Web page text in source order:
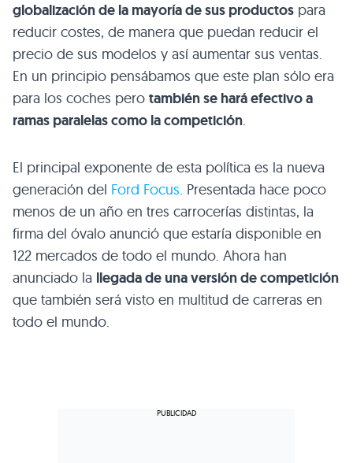
globalización de la mayoría de sus productos para
reducir costes, de manera que puedan reducir el
precio de sus modelos y así aumentar sus ventas.
En un principio pensábamos que este plan sólo era
para los coches pero también se hará efectivo a
ramas paralelas como la competición.
El principal exponente de esta política es la nueva
generación del Ford Focus. Presentada hace poco
menos de un año en tres carrocerías distintas, la
firma del óvalo anunció que estaría disponible en
122 mercados de todo el mundo. Ahora han
anunciado la llegada de una versión de competición
que también será visto en multitud de carreras en
todo el mundo.